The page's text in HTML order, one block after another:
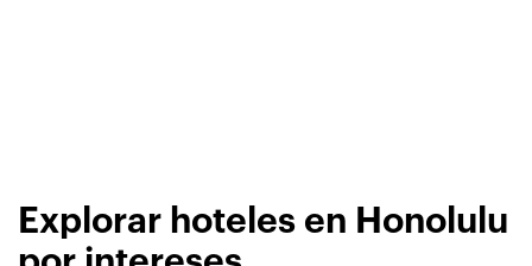
Explorar hoteles en Honolulu